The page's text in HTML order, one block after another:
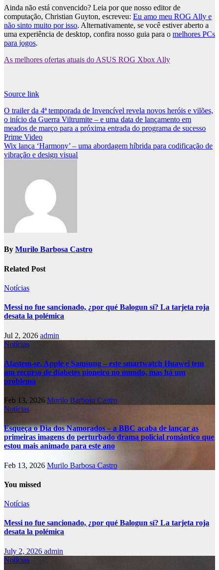
Ainda não está convencido? Leia por que nosso editor de
computação, Christian Guyton, escreveu: Eu amo meu ROG Ally e
não sinto muito por isso. Alternativamente, se você estiver aberto a
uma experiência de desktop, confira nosso guia para o melhores PCs
para jogos.
As melhores ofertas atuais do ASUS ROG Xbox Ally
Source link
Post
navigation
O trailer da 4ª temporada de Invencível revela novos heróis e vilões,
o início da Guerra Viltrumite – e uma data de lançamento em
meados de março para a próxima entrada do programa de sucesso
Prime Video
Wix lança ‘Harmony’ – uma abordagem híbrida para codificação de
vibração e design visual
By Murilo Barbosa Castro
Related Post
Notícias
Messi no fue sancionado, ¿por qué Balogun sí? La tarjeta roja
desata la polémica
Jul 2, 2026 admin
Notícias
Afastem-se, Apple e Samsung – este smartwatch Huawei tem
um recurso de diabetes pioneiro no mundo, mas há um
problema
Feb 13, 2026 Murilo Barbosa Castro
Notícias
Esqueça o Dia dos Namorados – a BBC acaba de lançar as
primeiras imagens do perturbado drama policial romântico que
estou mais animado para este ano
Feb 13, 2026 Murilo Barbosa Castro
You missed
Notícias
Messi no fue sancionado, ¿por qué Balogun sí? La tarjeta roja
desata la polémica
July 2, 2026 admin
Notícias